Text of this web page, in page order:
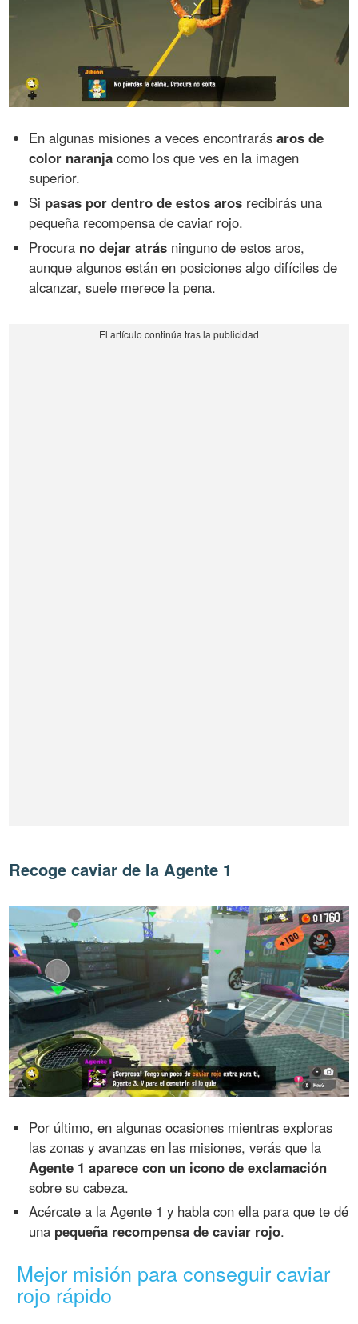
En algunas misiones a veces encontrarásaros de
color naranja como los que ves en la imagen
superior.
Si pasas por dentro de estos aros recibirás una
pequeña recompensa de caviar rojo.
Procura no dejar atrás ninguno de estos aros,
aunque algunos están en posiciones algo difíciles de
alcanzar, suele merece la pena.
Recoge caviar de la Agente 1
Por último, en algunas ocasiones mientras exploras
las zonas y avanzas en las misiones, verás que la
Agente 1 aparece con un icono de exclamación
sobre su cabeza.
Acércate a la Agente 1 y habla con ella para que te dé
una pequeña recompensa de caviar rojo.
Mejor misión para conseguir caviar
rojo rápido